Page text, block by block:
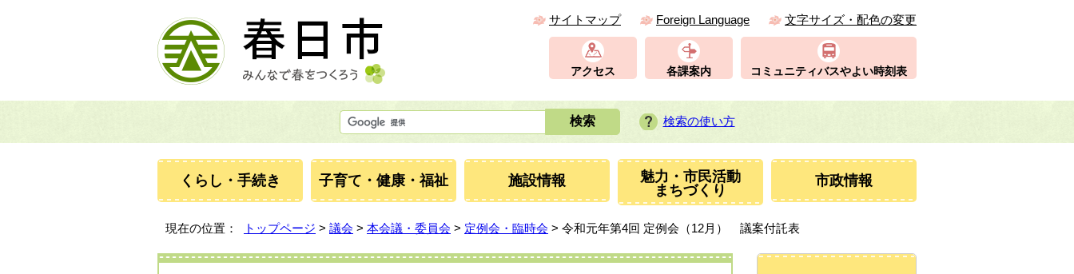
サイトマップ Foreign Language 文字サイズ・配色の変更
アクセス 各課案内 コミュニティバスやよい時刻表
検索の使い方
くらし・手続き 子育て・健康・福祉 施設情報
魅力・市民活動
まちづくり
市政情報
現在の位置： トップページ > 議会 > 本会議・委員会 > 定例会・臨時会 > 令和元年第4回 定例会（12月） 議案付託表